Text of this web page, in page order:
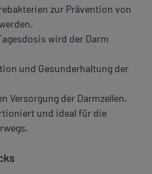
zur Prävention von
wird der Darm
und Gesunderhaltung der
Versorgung der Darmzellen.
und ideal für die